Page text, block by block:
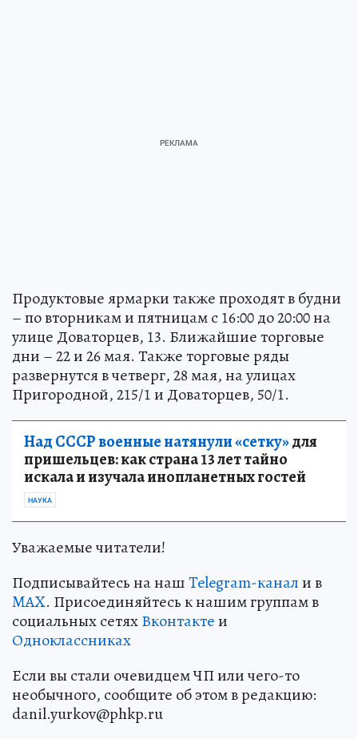
Продуктовые ярмарки также проходят в будни
– по вторникам и пятницам с 16:00 до 20:00 на
улице Доваторцев, 13. Ближайшие торговые
дни – 22 и 26 мая. Также торговые ряды
развернутся в четверг, 28 мая, на улицах
Пригородной, 215/1 и Доваторцев, 50/1.
Над СССР военные натянули «сетку»для
пришельцев: как страна 13 лет тайно
искала и изучала инопланетных гостей
НАУКА
Уважаемые читатели!
Подписывайтесь на нашTelegram-канали в
MAX. Присоединяйтесь к нашим группам в
социальных сетяхВконтактеи
Одноклассниках
Если вы стали очевидцем ЧП или чего-то
необычного, сообщите об этом в редакцию:
danil.yurkov@phkp.ru